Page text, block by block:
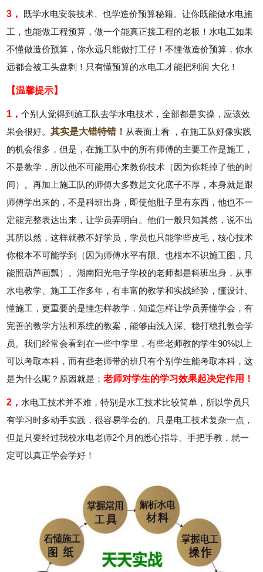
3，
既学水电安装技术、也学造价预算秘籍。让你既能做水电施
工，也能做工程预算，做一个能真正接工程的老板！水电工如果
不懂做造价预算，你永远只能做打工仔！不懂做造价预算，你永
远都会被工头盘剥！只有懂预算的水电工才能把利润 大化！
【温馨提示】
1，个别人觉得到施工队去学水电技术，全部都是实操，应该效
果会很好。其实是大错特错！ 从表面上看 ，在施工队好像实践
的机会很多，但是，在施工队中的所有师傅的主要工作是施工，
不是教学，所以他不可能用心来教你技术（因为你耗掉了他的时
间）。再加上施工队的师傅大多数是文化底子不厚，本身就是跟
师傅学出来的，不是科班出身，即使他肚子里有东西，他也不一
定能完整表达出来，让学员弄明白。他们一般只知其然，说不出
其所以然，这样就教不好学员，学员也只能学些皮毛，核心技术
你根本不可能学到（因为师傅水平有限、也根本不识施工图，只
能照葫芦画瓢）。湖南阳光电子学校的老师都是科班出身，从事
水电教学、施工工作多年，有丰富的教学和实战经验，懂设计、
懂施工，更重要的是懂怎样教学，知道怎样让学员弄懂学会，有
完善的教学方法和系统的教案，能够由浅入深、稳打稳扎教会学
员。我们经常会看到在一些中学里，有些老师教的学生90%以上
可以考取本科，而有些老师带的班只有个别学生能考取本科，这
是为什么呢？原因就是：老师对学生的学习效果起决定作用！
2， 水电工技术并不难，特别是水工技术比较简单，所以学员只
有学习时多动手实践，很容易学会的。只是电工技术复杂一点，
但是只要经过我校水电老师2个月的悉心指导、手把手教，就一
定可以真正学会学好！